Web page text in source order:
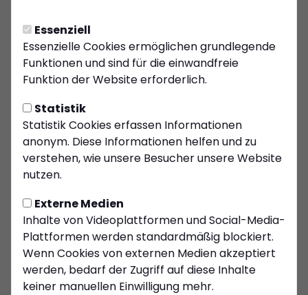
Essenziell
Essenzielle Cookies ermöglichen grundlegende
Funktionen und sind für die einwandfreie
Funktion der Website erforderlich.
Statistik
Statistik Cookies erfassen Informationen
anonym. Diese Informationen helfen und zu
verstehen, wie unsere Besucher unsere Website
nutzen.
Externe Medien
Inhalte von Videoplattformen und Social-Media-
Plattformen werden standardmäßig blockiert.
Wenn Cookies von externen Medien akzeptiert
werden, bedarf der Zugriff auf diese Inhalte
keiner manuellen Einwilligung mehr.
Sparkassenpokal:
Auslosung sorgt für
Derby-Spannung
05.12.2025
Erfolgreicher
Arbeitseinsatz beim
Kiersper SC
04.09.2025
KSC lädt zur
ein
15.08.2025